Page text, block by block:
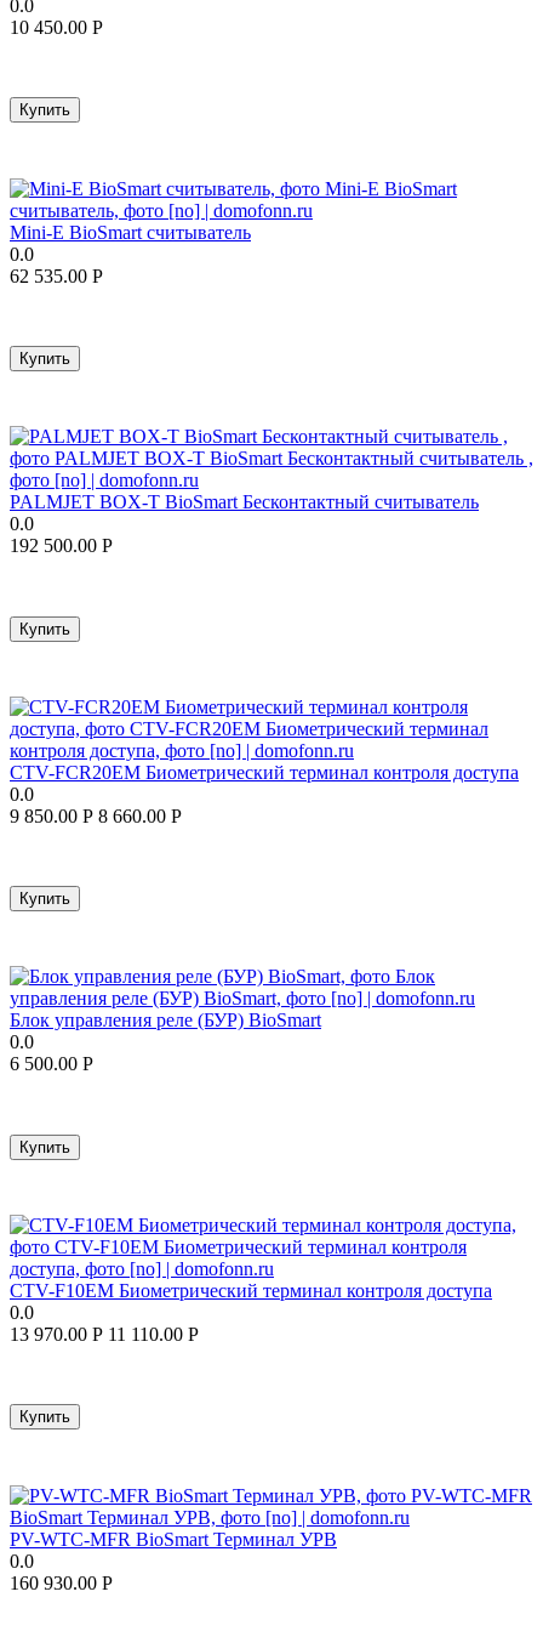
0.0
10 450.00 Р
Купить
Mini-E BioSmart cчитыватель
0.0
62 535.00 Р
Купить
PALMJET BOX-T BioSmart Бесконтактный считыватель
0.0
192 500.00 Р
Купить
CTV-FCR20EM Биометрический терминал контроля доступа
0.0
9 850.00 Р 8 660.00 Р
Купить
Блок управления реле (БУР) BioSmart
0.0
6 500.00 Р
Купить
CTV-F10EM Биометрический терминал контроля доступа
0.0
13 970.00 Р 11 110.00 Р
Купить
PV-WTC-MFR BioSmart Терминал УРВ
0.0
160 930.00 Р